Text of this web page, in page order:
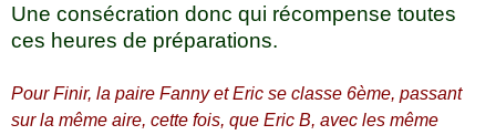
Une consécration donc qui récompense toutes
ces heures de préparations.
Pour Finir, la paire Fanny et Eric se classe 6ème, passant
sur la même aire, cette fois, que Eric B, avec les même